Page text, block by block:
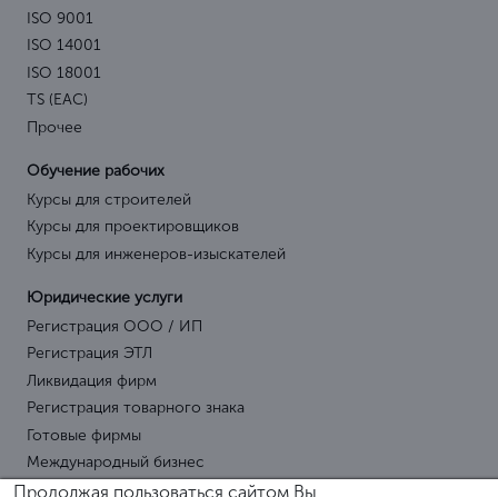
ISO 9001
ISO 14001
ISO 18001
TS (EAC)
Прочее
Обучение рабочих
Курсы для строителей
Курсы для проектировщиков
Курсы для инженеров-изыскателей
Юридические услуги
Регистрация ООО / ИП
Регистрация ЭТЛ
Ликвидация фирм
Регистрация товарного знака
Готовые фирмы
Международный бизнес
Продолжая пользоваться сайтом Вы